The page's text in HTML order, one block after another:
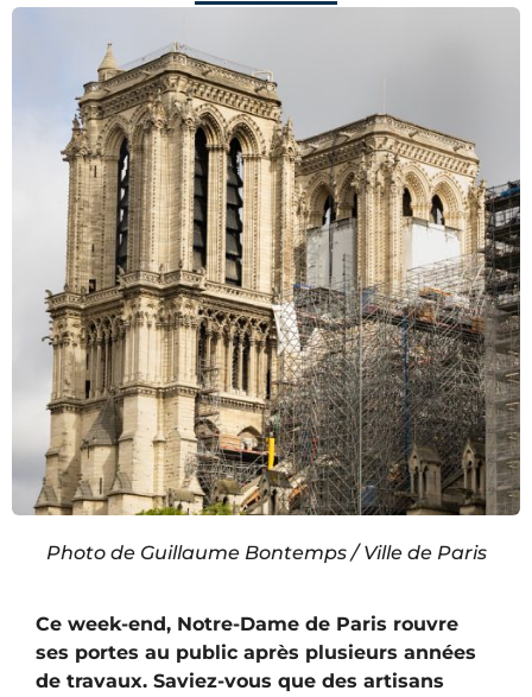
Photo de Guillaume Bontemps / Ville de Paris
Ce week-end, Notre-Dame de Paris rouvre
ses portes au public après plusieurs années
de travaux. Saviez-vous que des artisans